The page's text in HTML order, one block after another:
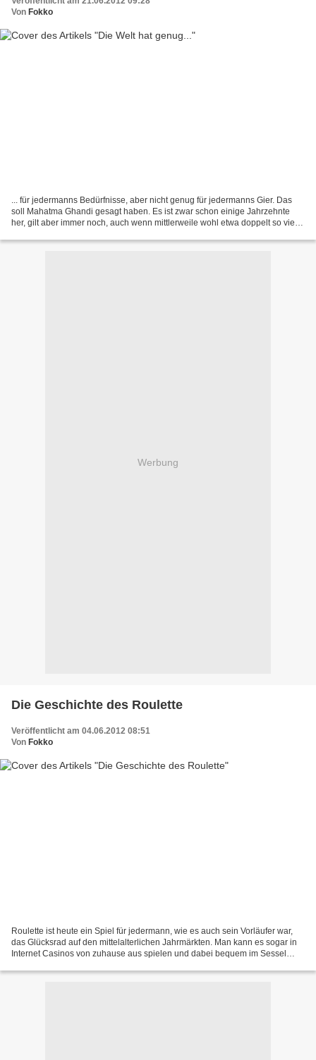
Von Fokko
... für jedermanns Bedürfnisse, aber nicht genug für jedermanns Gier. Das
soll Mahatma Ghandi gesagt haben. Es ist zwar schon einige Jahrzehnte
her, gilt aber immer noch, auch wenn mittlerweile wohl etwa doppelt so viel
Werbung
Die Geschichte des Roulette
Veröffentlicht am 04.06.2012 08:51
Von Fokko
Roulette ist heute ein Spiel für jedermann, wie es auch sein Vorläufer war,
das Glücksrad auf den mittelalterlichen Jahrmärkten. Man kann es sogar in
Internet Casinos von zuhause aus spielen und dabei bequem im Sessel